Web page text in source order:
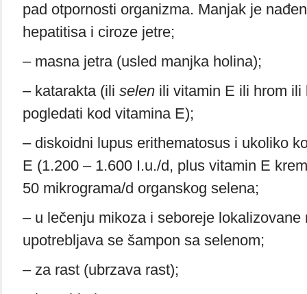
pad otpornosti organizma. Manjak je
hepatitisa i ciroze jetre;
– masna jetra (usled manjka holina);
– katarakta (ili selenili vitamin E ili hrom ili
pogledati kod vitamina E);
– diskoidni lupus erithematosus i ukoliko
E (1.200 – 1.600 I.u./d, plus vitamin E
50 mikrograma/d organskog selena;
– u lečenju mikoza i seboreje lokalizovane
upotrebljava se šampon sa selenom;
– za rast (ubrzava rast);